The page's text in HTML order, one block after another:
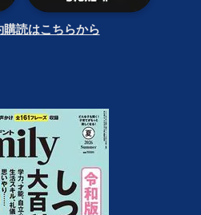
購読はこちらから